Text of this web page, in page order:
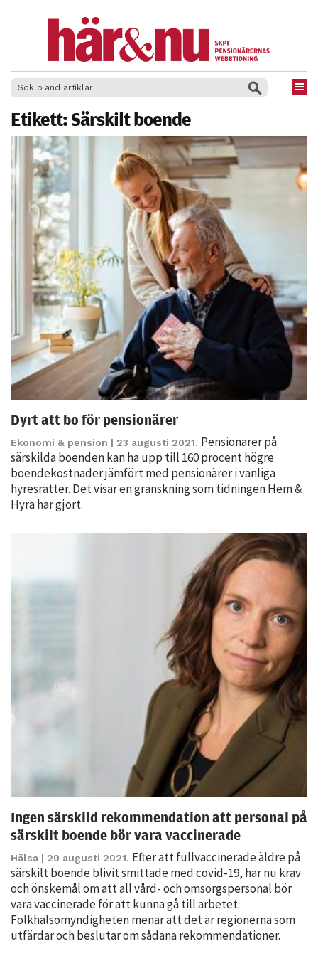
Etikett:Särskilt boende
Dyrt att bo för pensionärer
Ekonomi & pension | 23 augusti 2021. Pensionärer på
särskilda boenden kan ha upp till 160 procent högre
boendekostnader jämfört med pensionärer i vanliga
hyresrätter. Det visar en granskning som tidningen Hem &
Hyra har gjort.
Ingen särskild rekommendation att personal på
särskilt boende bör vara vaccinerade
Hälsa | 20 augusti 2021. Efter att fullvaccinerade äldre på
särskilt boende blivit smittade med covid-19, har nu krav
och önskemål om att all vård- och omsorgspersonal bör
vara vaccinerade för att kunna gå till arbetet.
Folkhälsomyndigheten menar att det är regionerna som
utfärdar och beslutar om sådana rekommendationer.
Nödvändiga
Dessa kakor
går inte att
behövs för
att hemsidan
över huvud
taget ska
fungera.
Statistik
För att vi ska
kunna
förbättra
hemsidans
funktionalitet
och
uppbyggnad,
baserat på
används.
Upplevelse
För att vår
hemsida ska
prestera så
bra som